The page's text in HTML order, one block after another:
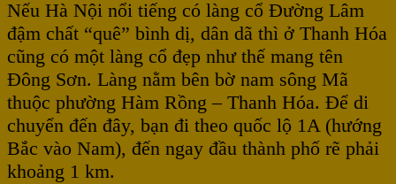
Nếu Hà Nội nổi tiếng có làng cổ Đường Lâm
đậm chất “quê” bình dị, dân dã thì ở Thanh Hóa
cũng có một làng cổ đẹp như thế mang tên
Đông Sơn. Làng nằm bên bờ nam sông Mã
thuộc phường Hàm Rồng – Thanh Hóa. Để di
chuyển đến đây, bạn đi theo quốc lộ 1A (hướng
Bắc vào Nam), đến ngay đầu thành phố rẽ phải
khoảng 1 km.